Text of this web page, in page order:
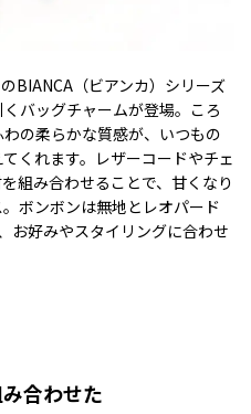
BIANCA（ビアンカ）シリーズ
バッグチャームが登場。ころ
の柔らかな質感が、いつもの
くれます。レザーコードやチェ
組み合わせることで、甘くなり
ボンボンは無地とレオパード
お好みやスタイリングに合わせ
合わせた